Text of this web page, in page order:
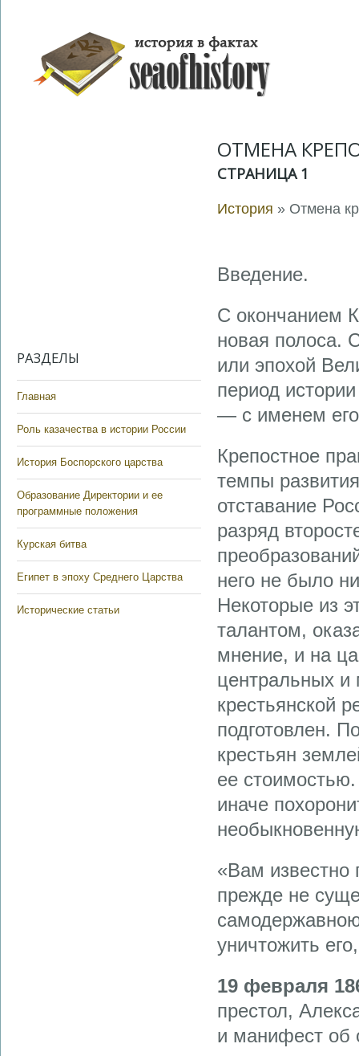
РАЗДЕЛЫ
Главная
Роль казачества в истории России
История Боспорского царства
Образование Директории и ее
программные положения
Курская битва
Египет в эпоху Среднего Царства
Исторические статьи
ОТМЕНА
СТРАНИЦА 1
История » Отмена
Введение.
С окончанием
новая полоса.
или эпохой
период
— с именем
Крепостное
темпы
отставание
разряд
него не было
Некоторые из
талантом,
мнение, и на
центральных и
крестьянской
подготовлен.
крестьян
ее
иначе
«Вам известно
прежде не
уничтожить
19 февраля
престол,
и манифест об